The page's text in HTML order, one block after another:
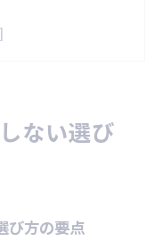
選定時の注意点
の現地見学のコ
その解決策
ない選び
び方の要点